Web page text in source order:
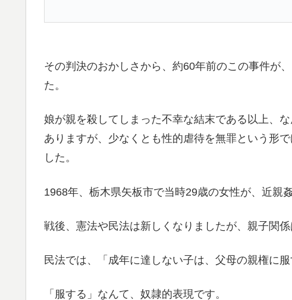
その判決のおかしさから、約60年前のこの事件が
た。
娘が親を殺してしまった不幸な結末である以上、
ありますが、少なくとも性的虐待を無罪という形
した。
1968年、栃木県矢板市で当時29歳の女性が、近親
戦後、憲法や民法は新しくなりましたが、親子関係
民法では、「成年に達しない子は、父母の親権に
「服する」なんて、奴隷的表現です。